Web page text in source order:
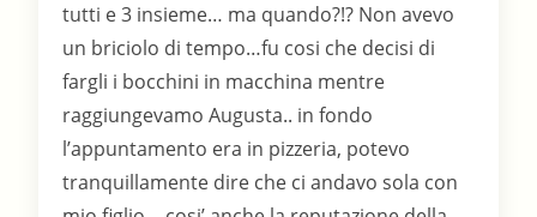
tutti e 3 insieme… ma quando?!? Non avevo
un briciolo di tempo…fu cosi che decisi di
fargli i bocchini in macchina mentre
raggiungevamo Augusta.. in fondo
l’appuntamento era in pizzeria, potevo
tranquillamente dire che ci andavo sola con